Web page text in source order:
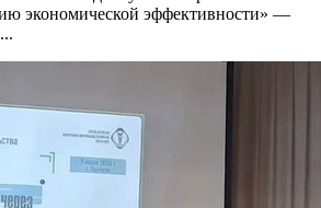
экономической эффективности» —